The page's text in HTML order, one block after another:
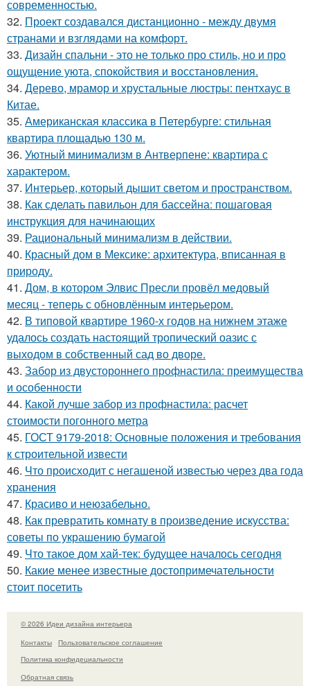
современностью.
32. Проект создавался дистанционно - между двумя
странами и взглядами на комфорт.
33. Дизайн спальни - это не только про стиль, но и про
ощущение уюта, спокойствия и восстановления.
34. Дерево, мрамор и хрустальные люстры: пентхаус в
Китае.
35. Американская классика в Петербурге: стильная
квартира площадью 130 м.
36. Уютный минимализм в Антверпене: квартира с
характером.
37. Интерьер, который дышит светом и пространством.
38. Как сделать павильон для бассейна: пошаговая
инструкция для начинающих
39. Рациональный минимализм в действии.
40. Красный дом в Мексике: архитектура, вписанная в
природу.
41. Дом, в котором Элвис Пресли провёл медовый
месяц - теперь с обновлённым интерьером.
42. В типовой квартире 1960-х годов на нижнем этаже
удалось создать настоящий тропический оазис с
выходом в собственный сад во дворе.
43. Забор из двустороннего профнастила: преимущества
и особенности
44. Какой лучше забор из профнастила: расчет
стоимости погонного метра
45. ГОСТ 9179-2018: Основные положения и требования
к строительной извести
46. Что происходит с негашеной известью через два года
хранения
47. Красиво и неюзабельно.
48. Как превратить комнату в произведение искусства:
советы по украшению бумагой
49. Что такое дом хай-тек: будущее началось сегодня
50. Какие менее известные достопримечательности
стоит посетить
© 2026 Идеи дизайна интерьера
Контакты
Пользовательское соглашение
Политика конфидециальности
Обратная связь